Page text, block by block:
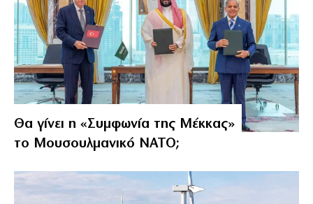
Θα γίνει η «Συμφωνία της Μέκκας»
το Μουσουλμανικό ΝΑΤΟ;